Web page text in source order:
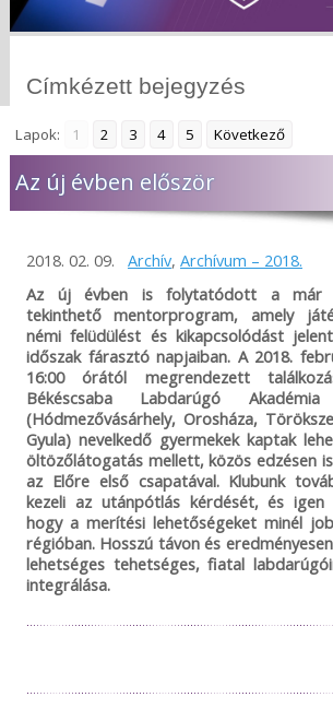
Címkézett bejegyzés
Lapok: 1 2 3 4 5 Következő
Az új évben először
2018. 02. 09. Archív, Archívum – 2018.
Az új évben is folytatódott a már
tekinthető mentorprogram, amely
némi felüdülést és kikapcsolódást
időszak fárasztó napjaiban. A 2018.
16:00 órától megrendezett
Békéscsaba Labdarúgó Akadémia
(Hódmezővásárhely, Orosháza,
Gyula) nevelkedő gyermekek kaptak
öltözőlátogatás mellett, közös edzésen
az Előre első csapatával. Klubunk
kezeli az utánpótlás kérdését, és
hogy a merítési lehetőségeket minél
régióban. Hosszú távon és
lehetséges tehetséges, fiatal
integrálása.